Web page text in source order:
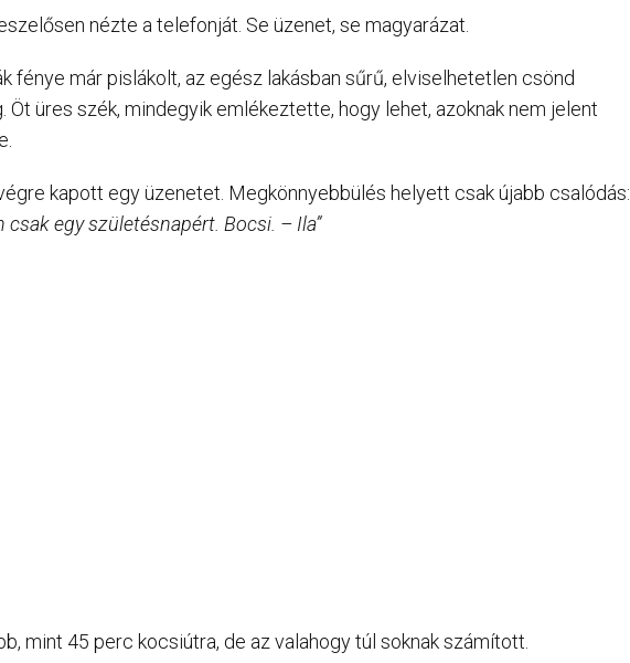
nézte a telefonját. Se üzenet, se magyarázat.
fénye már pislákolt, az egész lakásban sűrű, elviselhetetlen csönd
üres szék, mindegyik emlékeztette, hogy lehet, azoknak nem jelent
kapott egy üzenetet. Megkönnyebbülés helyett csak újabb csalódás:
csak egy születésnapért. Bocsi. – Ila”
mint 45 perc kocsiútra, de az valahogy túl soknak számított.